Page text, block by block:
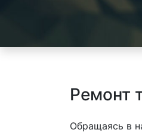
Ремонт
Обращаясь в